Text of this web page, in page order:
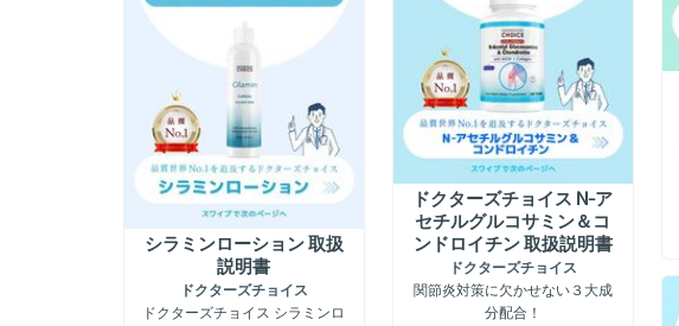
シラミンローション 取扱
説明書
ドクターズチョイス
ドクターズチョイス シラミンロ
ドクターズチョイス N-ア
セチルグルコサミン＆コ
ンドロイチン 取扱説明書
ドクターズチョイス
関節炎対策に欠かせない３大成
分配合！